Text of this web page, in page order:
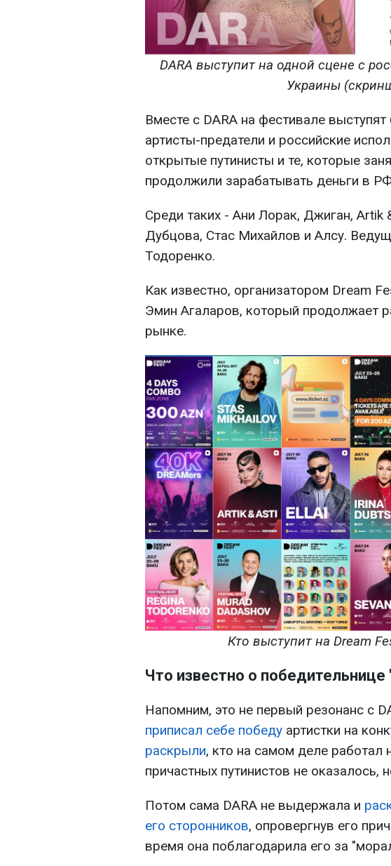
DARA выступит на одной сцене с
Украины
Вместе с DARA на фестивале
артисты-предатели и российские
открытые путинисты и те, которые
продолжили зарабатывать деньги в
Среди таких - Ани Лорак, Джиган, Artik
Дубцова, Стас Михайлов и Алсу.
Тодоренко.
Как известно, организатором Dream
Эмин Агаларов, который продолжает
рынке.
Кто выступит на Dream
Что известно о
Напомним, это не первый резонанс с
приписал себе победу артистки на
раскрыли, кто на самом деле работал
причастных путинистов не оказалось,
Потом сама DARA не выдержала и
его сторонников, опровергнув его
время она поблагодарила его за